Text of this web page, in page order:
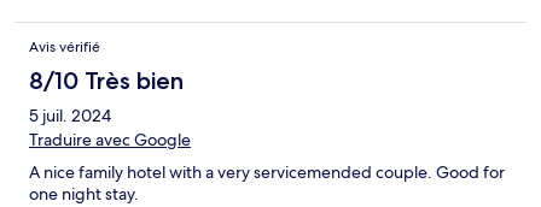
Normandy. As a 22-year-old male Canadian who was solo
traveling Europe, this was definitely my favourite place to stay
by far! I honestly wish i had stayed more than just 1 night! The
town itself is also super cute and the beaches are very beautiful.
I cannot recommend staying here enough, it was perfect!
Avis vérifié
8/10 Très bien
5 juil. 2024
Traduire avec Google
A nice family hotel with a very servicemended couple. Good for
one night stay.